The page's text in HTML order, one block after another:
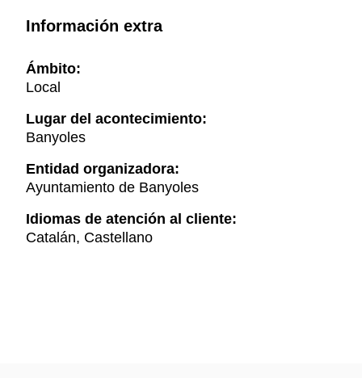
Información extra
Ámbito:
Local
Lugar del acontecimiento:
Banyoles
Entidad organizadora:
Ayuntamiento de Banyoles
Idiomas de atención al cliente:
Catalán, Castellano